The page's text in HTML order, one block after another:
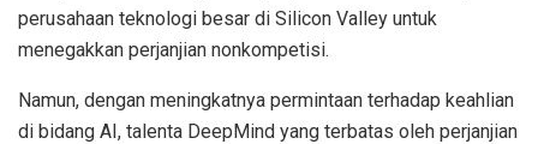
perusahaan teknologi besar di Silicon Valley untuk
menegakkan perjanjian nonkompetisi.
Namun, dengan meningkatnya permintaan terhadap keahlian
di bidang AI, talenta DeepMind yang terbatas oleh perjanjian